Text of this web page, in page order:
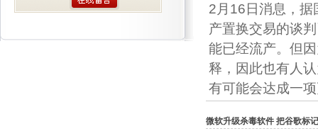
2月16日消息，据
产置换交易的谈
能已经流产。但
释，因此也有人
有可能会达成一
微软升级杀毒软件 把谷歌标